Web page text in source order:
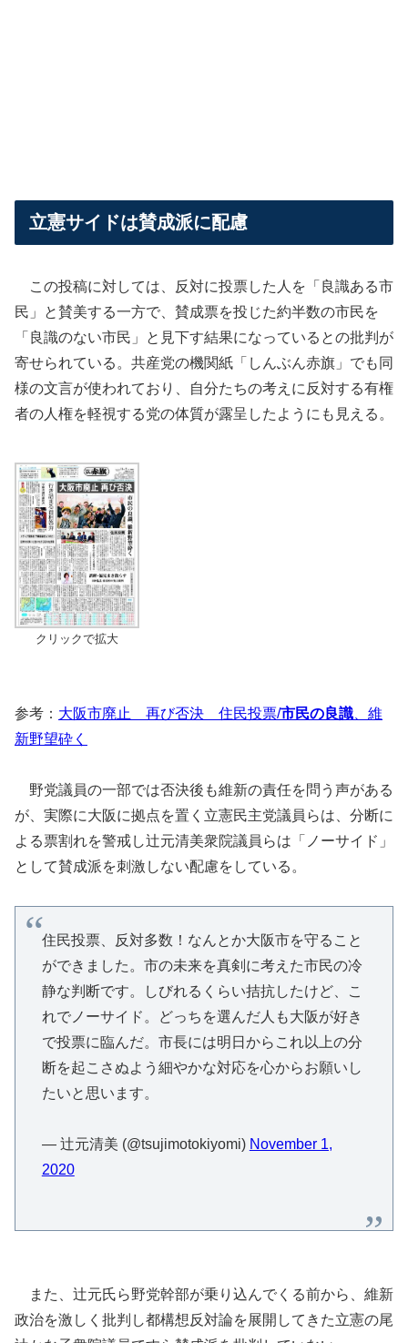
立憲サイドは賛成派に配慮
この投稿に対しては、反対に投票した人を「良識ある市
民」と賛美する一方で、賛成票を投じた約半数の市民を
「良識のない市民」と見下す結果になっているとの批判が
寄せられている。共産党の機関紙「しんぶん赤旗」でも同
様の文言が使われており、自分たちの考えに反対する有権
者の人権を軽視する党の体質が露呈したようにも見える。
クリックで拡大
参考： 大阪市廃止 再び否決 住民投票/市民の良識 、維
新野望砕く
野党議員の一部では否決後も維新の責任を問う声がある
が、実際に大阪に拠点を置く立憲民主党議員らは、分断に
よる票割れを警戒し辻元清美衆院議員らは「ノーサイド」
として賛成派を刺激しない配慮をしている。
住民投票、反対多数！なんとか大阪市を守ること
ができました。市の未来を真剣に考えた市民の冷
静な判断です。しびれるくらい拮抗したけど、こ
れでノーサイド。どっちを選んだ人も大阪が好き
で投票に臨んだ。市長には明日からこれ以上の分
断を起こさぬよう細やかな対応を心からお願いし
たいと思います。
— 辻元清美 (@tsujimotokiyomi) November 1,
2020
また、辻元氏ら野党幹部が乗り込んでくる前から、維新
政治を激しく批判し都構想反対論を展開してきた立憲の尾